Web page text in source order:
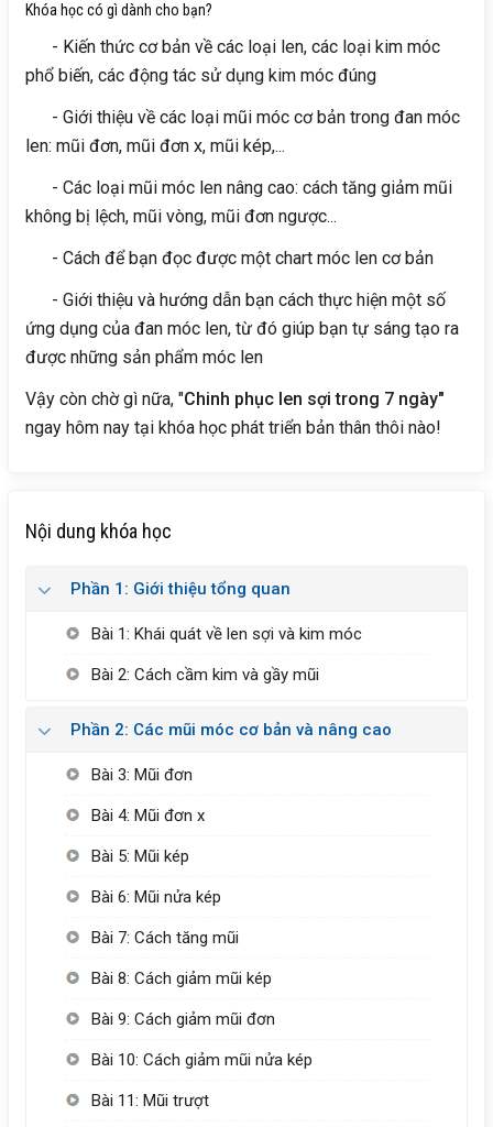
Khóa học có gì dành cho bạn?
- Kiến thức cơ bản về các loại len, các loại kim móc
phổ biến, các động tác sử dụng kim móc đúng
- Giới thiệu về các loại mũi móc cơ bản trong đan móc
len: mũi đơn, mũi đơn x, mũi kép,...
- Các loại mũi móc len nâng cao: cách tăng giảm mũi
không bị lệch, mũi vòng, mũi đơn ngược...
- Cách để bạn đọc được một chart móc len cơ bản
- Giới thiệu và hướng dẫn bạn cách thực hiện một số
ứng dụng của đan móc len, từ đó giúp bạn tự sáng tạo ra
được những sản phẩm móc len
Vậy còn chờ gì nữa, "Chinh phục len sợi trong 7 ngày"
ngay hôm nay tại khóa học phát triển bản thân thôi nào!
Nội dung khóa học
Phần 1: Giới thiệu tổng quan
Bài 1: Khái quát về len sợi và kim móc
Bài 2: Cách cầm kim và gầy mũi
Phần 2: Các mũi móc cơ bản và nâng cao
Bài 3: Mũi đơn
Bài 4: Mũi đơn x
Bài 5: Mũi kép
Bài 6: Mũi nửa kép
Bài 7: Cách tăng mũi
Bài 8: Cách giảm mũi kép
Bài 9: Cách giảm mũi đơn
Bài 10: Cách giảm mũi nửa kép
Bài 11: Mũi trượt